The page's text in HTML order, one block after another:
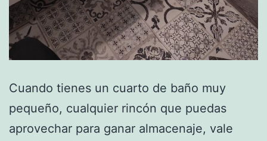
Cuando tienes un cuarto de baño muy
pequeño, cualquier rincón que puedas
aprovechar para ganar almacenaje, vale